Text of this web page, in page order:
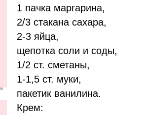
1 пачка маргарина,
2/3 стакана сахара,
2-3 яйца,
щепотка соли и соды,
1/2 ст. сметаны,
1-1,5 ст. муки,
пакетик ванилина.
Крем: